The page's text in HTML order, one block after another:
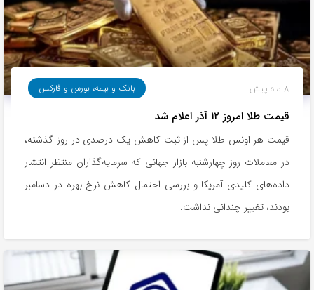
بانک و بیمه، بورس و فارکس 8 ماه پیش
قیمت طلا امروز ۱۲ آذر اعلام شد
قیمت هر اونس طلا پس از ثبت کاهش یک درصدی در روز گذشته،
در معاملات روز چهارشنبه بازار جهانی که سرمایه‌گذاران منتظر انتشار
داده‌های کلیدی آمریکا و بررسی احتمال کاهش نرخ بهره در دسامبر
بودند، تغییر چندانی نداشت.